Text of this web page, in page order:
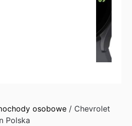
osobowe / Chevrolet
Polska